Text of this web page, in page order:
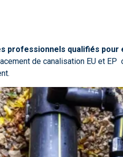
professionnels qualifiés
de canalisation EU et